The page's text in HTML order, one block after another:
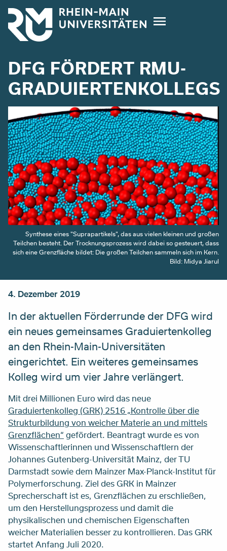
Direkt
zum
Inhalt
DFG FÖRDERT RMU-
GRADUIERTENKOLLEGS
Synthese eines "Suprapartikels", das aus vielen kleinen und großen
Teilchen besteht. Der Trocknungsprozess wird dabei so gesteuert, dass
sich eine Grenzfläche bildet: Die großen Teilchen sammeln sich im Kern.
Bild: Midya Jiarul
4. Dezember 2019
In der aktuellen Förderrunde der DFG wird
ein neues gemeinsames Graduiertenkolleg
an den Rhein-Main-Universitäten
eingerichtet. Ein weiteres gemeinsames
Kolleg wird um vier Jahre verlängert.
Mit drei Millionen Euro wird das neue
Graduiertenkolleg (GRK) 2516 „Kontrolle über die
Strukturbildung von weicher Materie an und mittels
Grenzflächen“ gefördert. Beantragt wurde es von
Wissenschaftlerinnen und Wissenschaftlern der
Johannes Gutenberg-Universität Mainz, der TU
Darmstadt sowie dem Mainzer Max-Planck-Institut für
Polymerforschung. Ziel des GRK in Mainzer
Sprecherschaft ist es, Grenzflächen zu erschließen,
um den Herstellungsprozess und damit die
physikalischen und chemischen Eigenschaften
weicher Materialien besser zu kontrollieren. Das GRK
startet Anfang Juli 2020.